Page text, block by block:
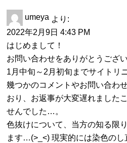
umeya より:
2022年2月9日 4:43 PM
はじめまして！
お問い合わせをありがとうござ
1月中旬～2月初旬までサイトリ
幾つかのコメントやお問い合わ
おり、お返事が大変遅れました
せんでした…。
色抜けについて、当方の知る限
ます…(>_<) 現実的には染色の